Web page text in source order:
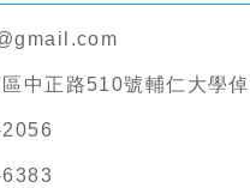
中正路510號輔仁大學